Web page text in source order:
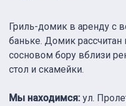
Гриль-домик в аренду с
баньке. Домик рассчитан
сосновом бору вблизи
стол и скамейки.
Мы находимся: ул.